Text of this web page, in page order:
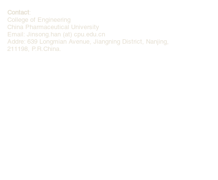
Contact:
College of Engineering
China Pharmaceutical University
Email: Jinsong.han (at) cpu.edu.cn
Addre: 639 Longmian Avenue, Jiangning District, Nanjing,
211198, P.R.China.